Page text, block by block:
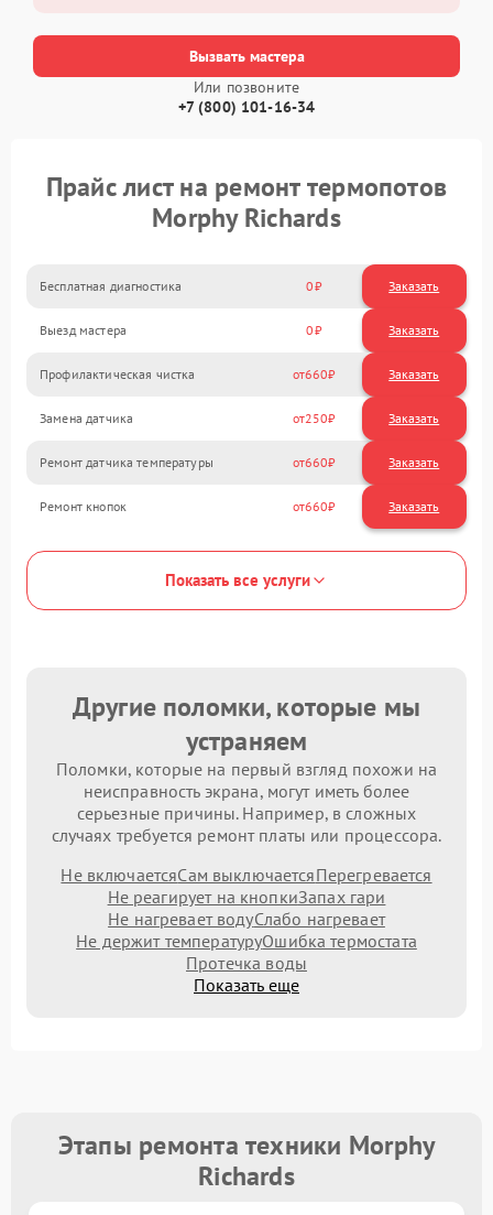
Вызвать мастера
Или позвоните
+7 (800) 101-16-34
Прайс лист на ремонт термопотов
Morphy Richards
Бесплатная диагностика 0 Заказать
Выезд мастера 0 Заказать
Профилактическая чистка 660
Замена датчика 250
Ремонт датчика температуры 660
Ремонт кнопок 660
Показать все услуги
Другие поломки, которые мы
устраняем
Поломки, которые на первый взгляд похожи на
неисправность экрана, могут иметь более
серьезные причины. Например, в сложных
случаях требуется ремонт платы или процессора.
Не включаетсяСам выключаетсяПерегревается
Не реагирует на кнопкиЗапах гари
Не нагревает водуСлабо нагревает
Не держит температуруОшибка термостата
Протечка воды
Показать еще
Этапы ремонта техники Morphy
Richards